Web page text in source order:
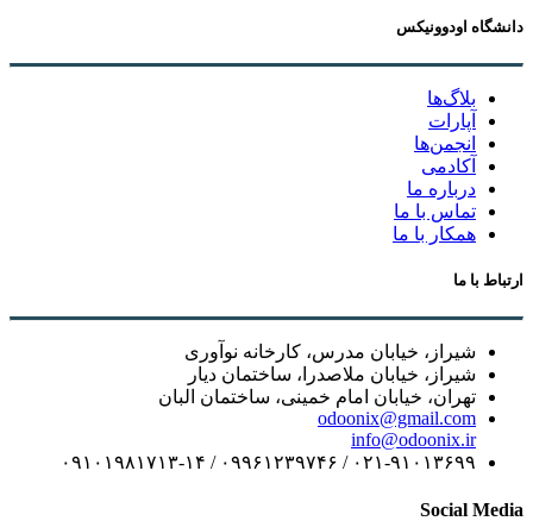
دانشگاه اودوونیکس
بلاگ‌ها
آپارات
انجمن‌ها
آکادمی
درباره ما
تماس با ما
همکار با ما
ارتباط با ما
شیراز، خیابان مدرس، کارخانه نوآوری
شیراز، خیابان ملاصدرا، ساختمان دیار
تهران، خیابان امام خمینی، ساختمان البان
odoonix@gmail.com
info@odoonix.ir
۰۲۱-۹۱۰۱۳۶۹۹ / ۰۹۹۶۱۲۳۹۷۴۶ / ۰۹۱۰۱۹۸۱۷۱۳-۱۴
Social Media